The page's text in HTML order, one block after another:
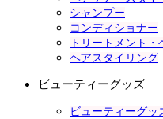
シャンプー
コンディショナー
トリートメント・
ヘアスタイリング
ビューティーグッズ
ビューティーグッ